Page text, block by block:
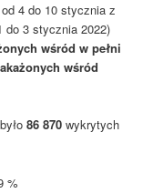
4 do 10 stycznia z
do 3 stycznia 2022)
wśród w pełni
wśród
86 870 wykrytych
%